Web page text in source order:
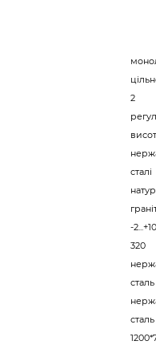
2
сталі
-2...+10
320
сталь
сталь